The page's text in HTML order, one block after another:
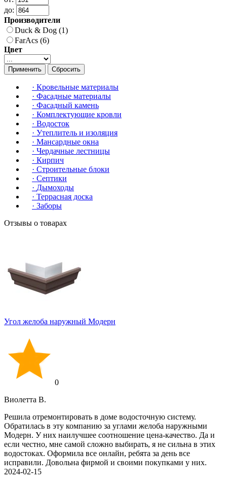
до:
Производители
Duck & Dog (1)
FarAcs (6)
Цвет
Применить Сбросить
· Кровельные материалы
· Фасадные материалы
· Фасадный камень
· Комплектующие кровли
· Водосток
· Утеплитель и изоляция
· Мансардные окна
· Чердачные лестницы
· Кирпич
· Строительные блоки
· Септики
· Дымоходы
· Террасная доска
· Заборы
Отзывы о товарах
Угол желоба наружный Модерн
0
Виолетта В.
Решила отремонтировать в доме водосточную систему.
Обратилась в эту компанию за углами желоба наружными
Модерн. У них наилучшее соотношение цена-качество. Да и
если честно, мне самой сложно выбирать, я не сильна в этих
водостоках. Оформила все онлайн, ребята за день все
исправили. Довольна фирмой и своими покупками у них.
2024-02-15